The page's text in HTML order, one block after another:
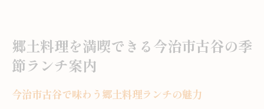
郷土料理を満喫できる今治市古谷の季
節ランチ案内
今治市古谷で味わう郷土料理ランチの魅力